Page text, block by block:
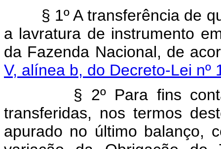
§ 1º A transferência de
a lavratura de instrumento
da Fazenda Nacional, de
V, alínea b, do Decreto-Lei
§ 2º Para fins
transferidas, nos termos
apurado no último balanço,